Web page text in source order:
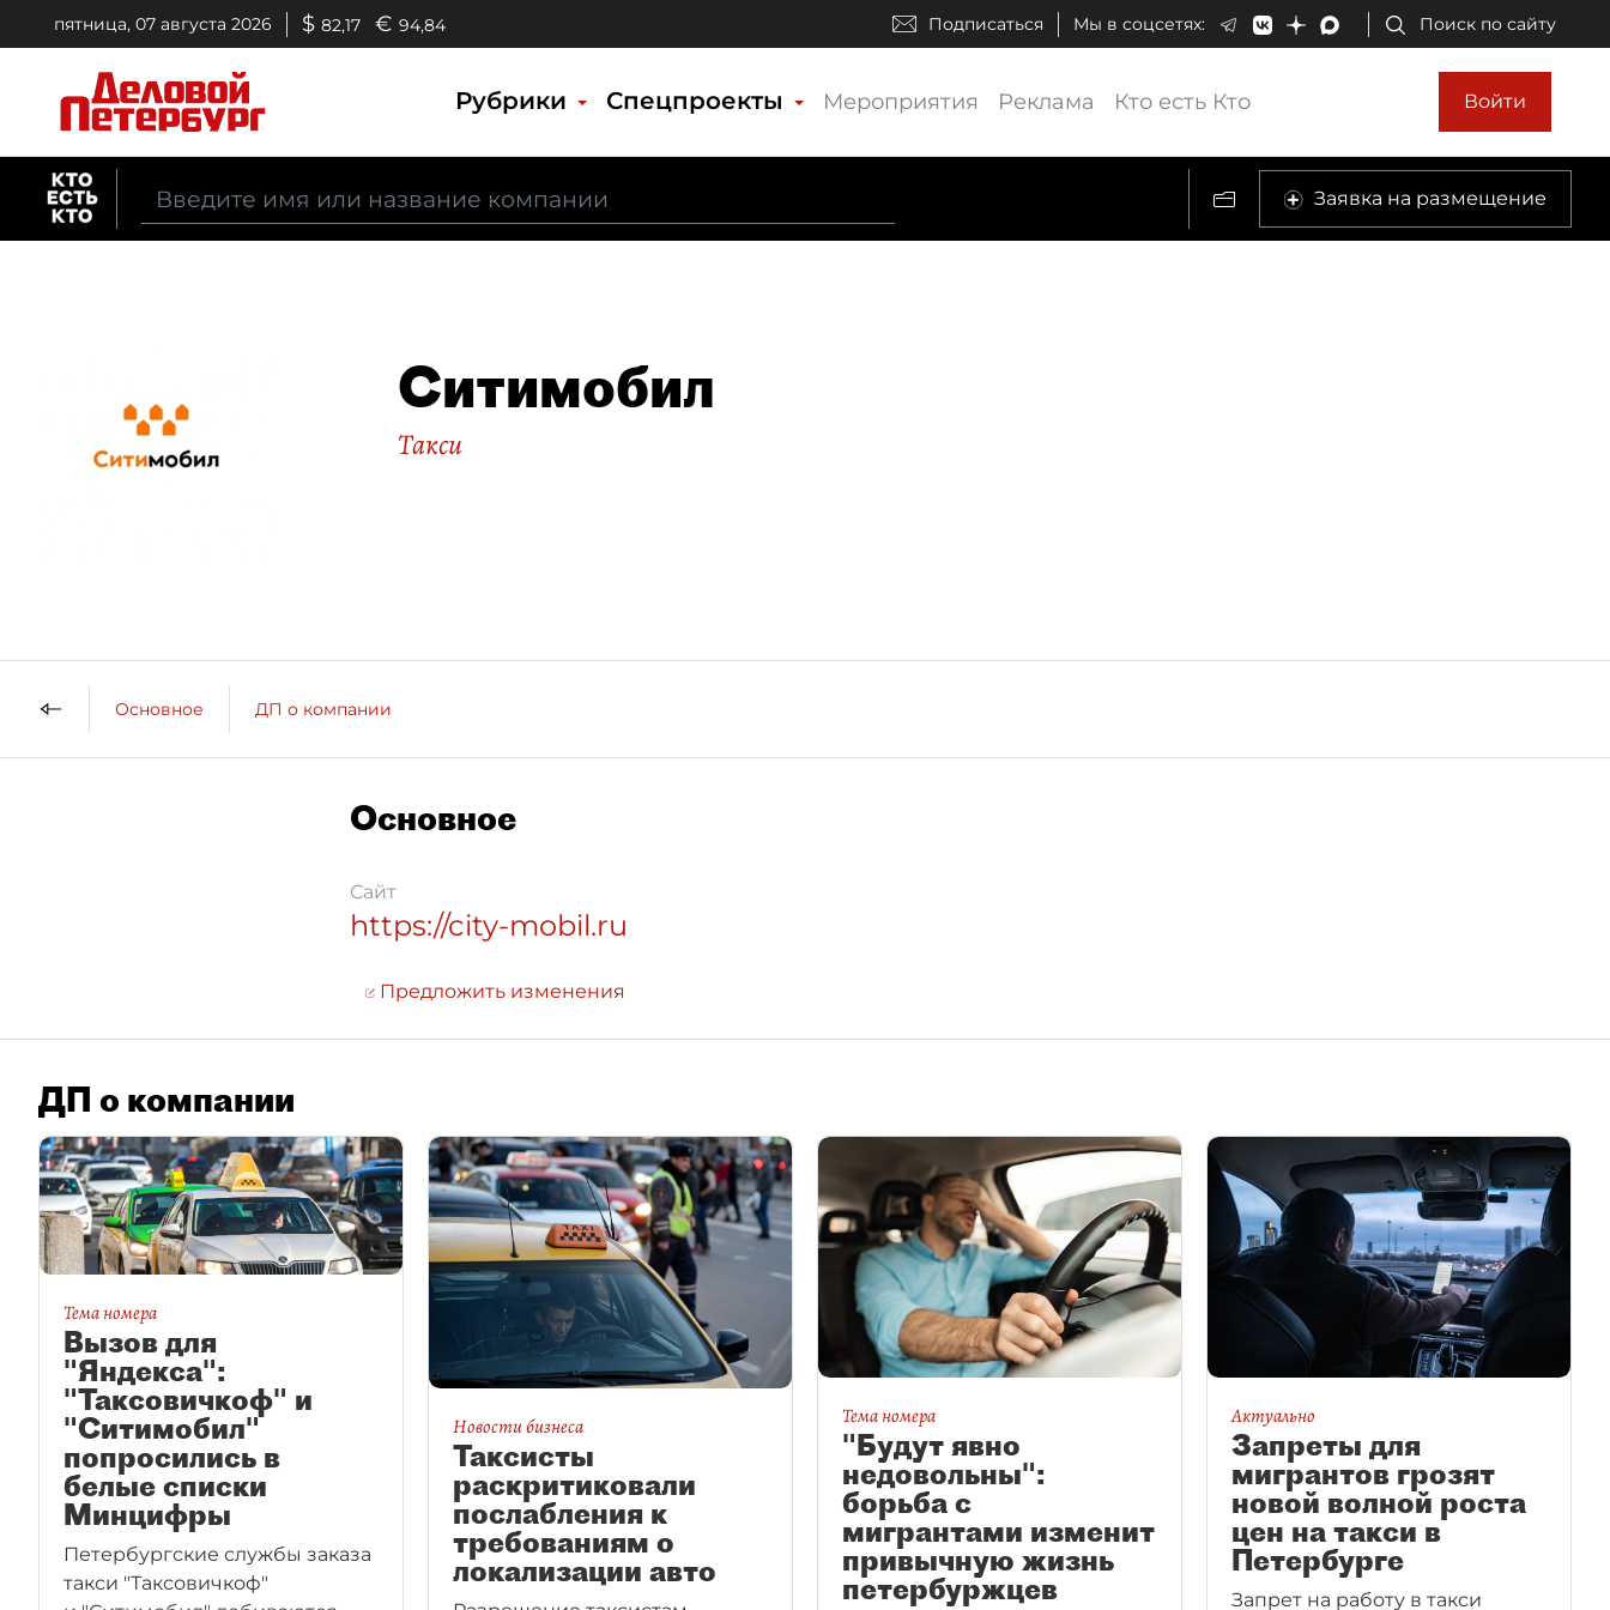
пятница, 07 августа 2026 $ 82,17 € 94,84 Подписаться Мы в соцсетях: Поиск по сайту
Рубрики Спецпроекты Мероприятия Реклама Кто есть Кто Войти
Заявка на размещение
Ситимобил
Такси
Основное ДП о компании
Основное
Сайт
https://city-mobil.ru
Предложить изменения
ДП о компании
Тема номера
Вызов для
"Яндекса":
"Таксовичкоф" и
"Ситимобил"
попросились в
белые списки
Минцифры
Петербургские службы заказа
такси "Таксовичкоф"
Новости бизнеса
Таксисты
раскритиковали
послабления к
требованиям о
локализации авто
Тема номера
"Будут явно
недовольны":
борьба с
мигрантами изменит
привычную жизнь
петербуржцев
Актуально
Запреты для
мигрантов грозят
новой волной роста
цен на такси в
Петербурге
Запрет на работу в такси